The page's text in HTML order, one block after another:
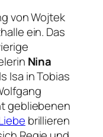
von Wojtek
ein. Das
Nina
Isa in Tobias
gebliebenen
brillieren